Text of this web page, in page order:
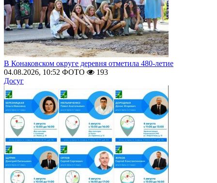
В Конаковском округе деревня отметила 480-летие
04.08.2026, 10:52 ФОТО
193
Досуг